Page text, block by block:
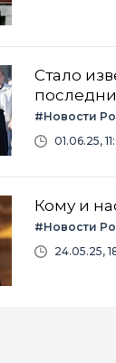
Стало
#Новости
01.06.25,
Кому и
#Новости
24.05.25,